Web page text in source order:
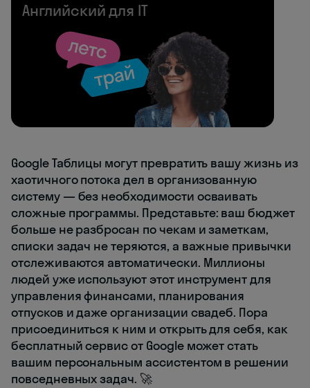
Английский для IT
Google Таблицы могут превратить вашу жизнь из
хаотичного потока дел в организованную
систему — без необходимости осваивать
сложные программы. Представьте: ваш бюджет
больше не разбросан по чекам и заметкам,
списки задач не теряются, а важные привычки
отслеживаются автоматически. Миллионы
людей уже используют этот инструмент для
управления финансами, планирования
отпусков и даже организации свадеб. Пора
присоединиться к ним и открыть для себя, как
бесплатный сервис от Google может стать
вашим персональным ассистентом в решении
повседневных задач. 🚀